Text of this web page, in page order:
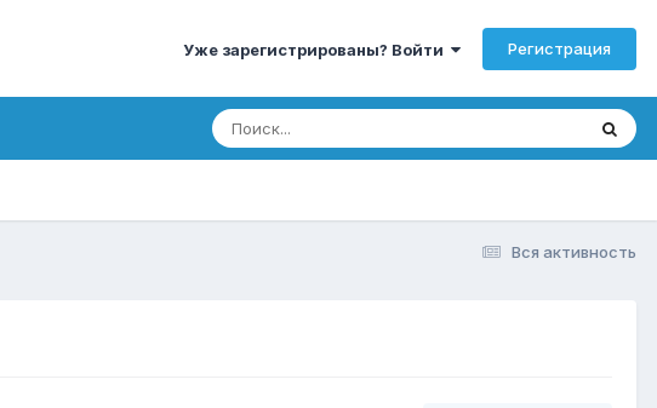
Уже зарегистрированы? Войти Регистрация
Вся активность